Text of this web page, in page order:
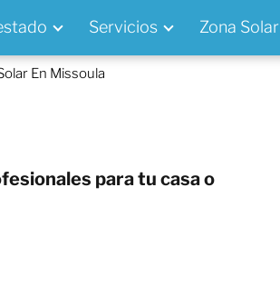
Servicios Zona Solar
En Missoula
para tu casa o